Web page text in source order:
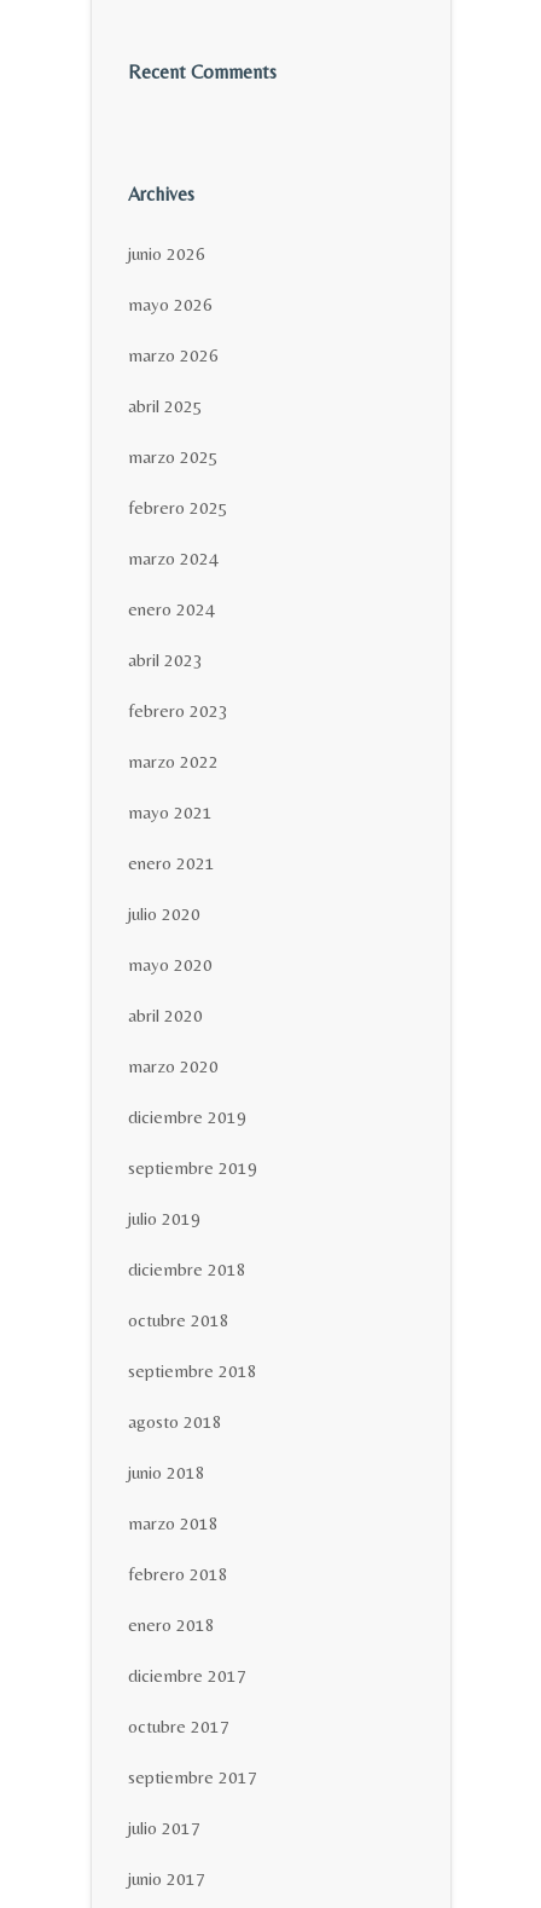
Recent Comments
Archives
junio 2026
mayo 2026
marzo 2026
abril 2025
marzo 2025
febrero 2025
marzo 2024
enero 2024
abril 2023
febrero 2023
marzo 2022
mayo 2021
enero 2021
julio 2020
mayo 2020
abril 2020
marzo 2020
diciembre 2019
septiembre 2019
julio 2019
diciembre 2018
octubre 2018
septiembre 2018
agosto 2018
junio 2018
marzo 2018
febrero 2018
enero 2018
diciembre 2017
octubre 2017
septiembre 2017
julio 2017
junio 2017